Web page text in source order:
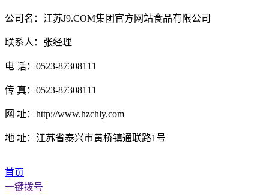
公司名：江苏J9.COM集团官方网站食品有限公司
联系人：张经理
电 话：0523-87308111
传 真：0523-87308111
网 址：http://www.hzchly.com
地 址：江苏省泰兴市黄桥镇通联路1号
首页
一键拨号